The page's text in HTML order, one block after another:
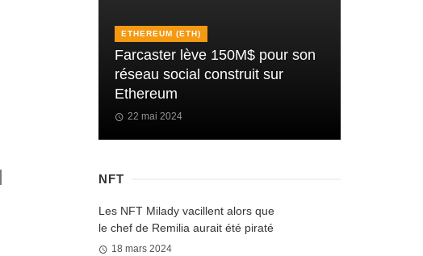
ETHEREUM (ETH)
Farcaster lève 150M$ pour son
réseau social construit sur
Ethereum
22 mai 2024
NFT
Les NFT Milady vacillent alors que
le chef de Remilia aurait été piraté
18 mars 2024